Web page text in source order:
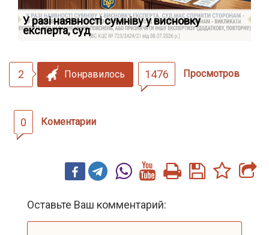
У разі наявності сумніву у висновку
експерта, суд
2 Понравилось 1476 Просмотров
0 Коментарии
Оставьте Ваш комментарий: